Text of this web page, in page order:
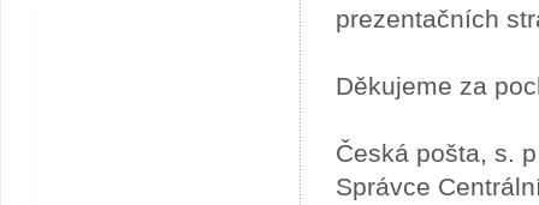
prezentačních
Děkujeme za
Česká pošta, s.
Správce